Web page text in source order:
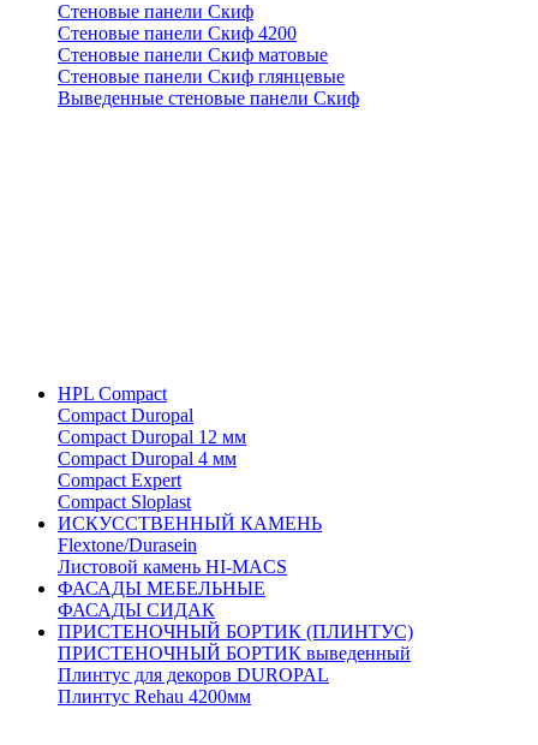
Стеновые панели Скиф
Стеновые панели Скиф 4200
Стеновые панели Скиф матовые
Стеновые панели Скиф глянцевые
Выведенные стеновые панели Скиф
HPL Compact
Compact Duropal
Compact Duropal 12 мм
Compact Duropal 4 мм
Compact Expert
Compact Sloplast
ИСКУССТВЕННЫЙ КАМЕНЬ
Flextone/Durasein
Листовой камень HI-MACS
ФАСАДЫ МЕБЕЛЬНЫЕ
ФАСАДЫ СИДАК
ПРИСТЕНОЧНЫЙ БОРТИК (ПЛИНТУС)
ПРИСТЕНОЧНЫЙ БОРТИК выведенный
Плинтус для декоров DUROPAL
Плинтус Rehau 4200мм